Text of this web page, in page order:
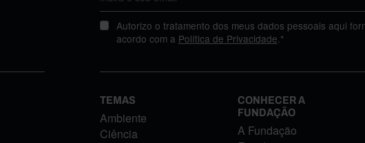
Autorizo o tratamento dos meus dados pessoais aqui
acordo com a Política de Privacidade.*
TEMAS
Ambiente
Ciência
CONHECER A
FUNDAÇÃO
A Fundação